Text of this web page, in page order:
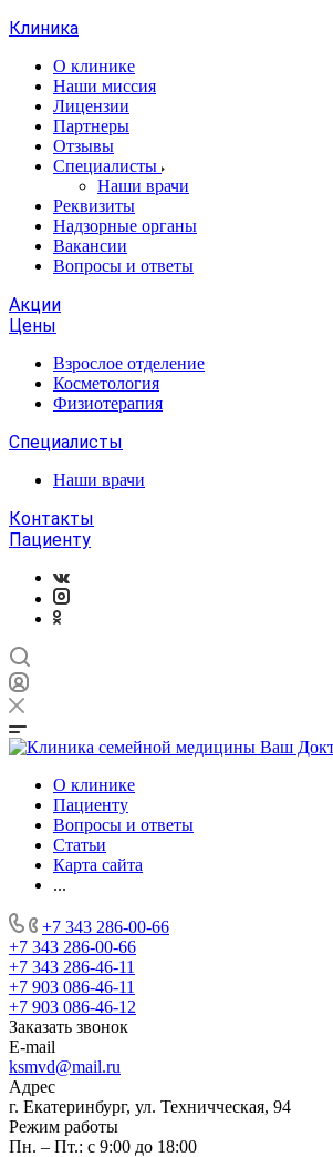
Клиника
О клинике
Наши миссия
Лицензии
Партнеры
Отзывы
Специалисты
Наши врачи
Реквизиты
Надзорные органы
Вакансии
Вопросы и ответы
Акции
Цены
Взрослое отделение
Косметология
Физиотерапия
Специалисты
Наши врачи
Контакты
Пациенту
О клинике
Пациенту
Вопросы и ответы
Статьи
Карта сайта
...
+7 343 286-00-66
+7 343 286-00-66
+7 343 286-46-11
+7 903 086-46-11
+7 903 086-46-12
Заказать звонок
E-mail
ksmvd@mail.ru
Адрес
г. Екатеринбург, ул. Техничческая, 94
Режим работы
Пн. – Пт.: с 9:00 до 18:00